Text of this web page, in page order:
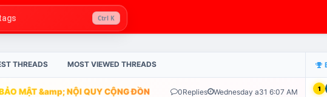
Ctrl K
THREADS MOST VIEWED THREADS
MẬT &amp; NỘI QUY CỘNG ĐỒNG VLIKE.VN: HỆ THỐNG GIÁM SÁT TỰ
0Replies Wednesday a31 6:07 AM 1